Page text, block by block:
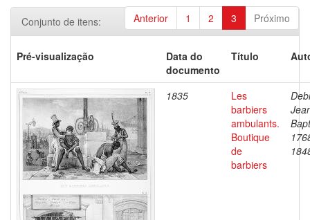
Anterior 1 2 3 Próximo
Conjunto de itens:
Pré-visualização
Data do
documento
Título
1835
Les
barbiers
ambulants.
Boutique
de
barbiers